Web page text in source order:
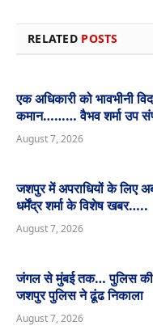
RELATED POSTS
एक अधिकारी को भावभीनी
कमान……… वैभव शर्मा उप
August 7, 2026
जशपुर में अपराधियों के लिए
धर्मेंद्र शर्मा के विशेष खबर…..
August 7, 2026
जंगल से मुंबई तक… पुलिस
जशपुर पुलिस ने ढूंढ निकाला
August 7, 2026